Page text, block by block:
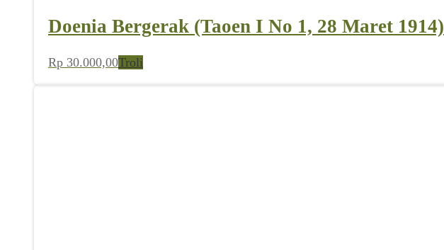
Doenia Bergerak (Taoen I No 1, 28 Maret 1914)
Rp 30.000,00Troli